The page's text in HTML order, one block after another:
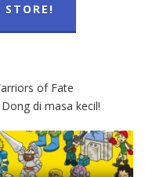
STORE!
of Fate
di masa kecil!